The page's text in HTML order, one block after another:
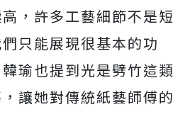
， 許多工藝細節不是短
只能展現很基本的功
瑜也提到光是劈竹這類
讓她對傳統紙藝師傅的